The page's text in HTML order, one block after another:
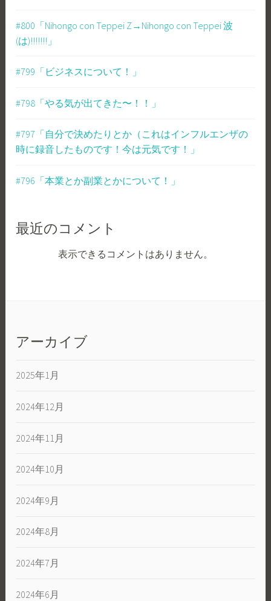
#800「Nihongo con Teppei Z→Nihongo con Teppei 波
(は)!!!!!!!」
#799「ビジネスについて！」
#798「やる気が出てきた〜！！」
#797「自分で決めたりとか（これはインフルエンザの
時に録音したものです！今は元気です！」
#796「本業とか副業とかについて！」
最近のコメント
表示できるコメントはありません。
アーカイブ
2025年1月
2024年12月
2024年11月
2024年10月
2024年9月
2024年8月
2024年7月
2024年6月